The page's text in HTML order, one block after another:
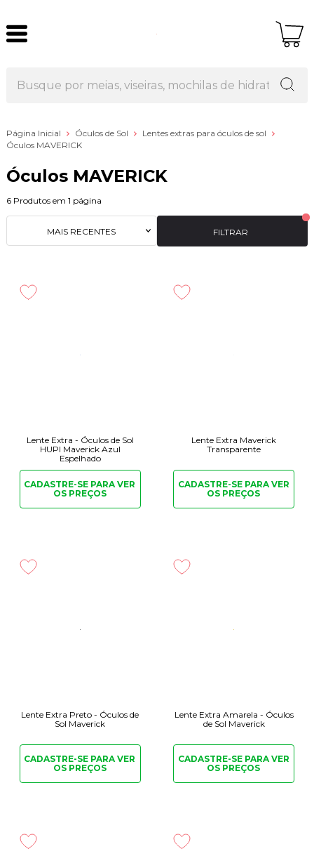
Página Inicial Óculos de Sol
Lentes extras para óculos de sol
Óculos MAVERICK
Óculos MAVERICK
6 Produtos em 1 página
FILTRAR
MAIS RECENTES
Lente Extra - Óculos de Sol
HUPI Maverick Azul
Espelhado
CADASTRE-SE PARAVER
OS PREÇOS
Lente Extra Maverick
Transparente
CADASTRE-SE PARAVER
OS PREÇOS
Lente Extra Preto - Óculos de
Sol Maverick
CADASTRE-SE PARAVER
OS PREÇOS
Lente Extra Amarela - Óculos
de Sol Maverick
CADASTRE-SE PARAVER
OS PREÇOS